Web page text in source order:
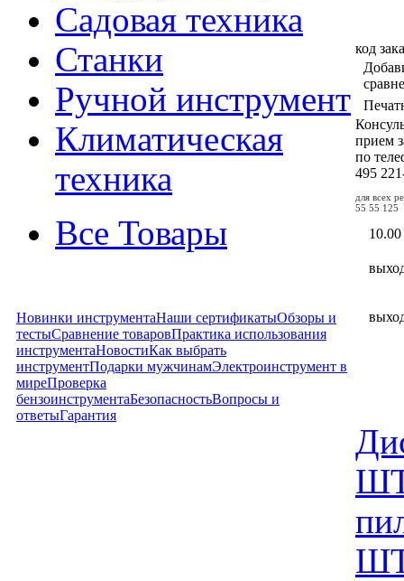
Садовая техника
Станки
Ручной инструмент
Климатическая
техника
Все Товары
Новинки инструментаНаши сертификатыОбзоры и
тестыСравнение товаровПрактика использования
инструментаНовостиКак выбрать
инструментПодарки мужчинамЭлектроинструмент в
миреПроверка
бензоинструментаБезопасностьВопросы и
ответыГарантия
код
прием
по
495
для всех
55 55 125